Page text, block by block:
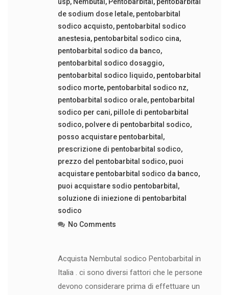
de sodium dose letale, pentobarbital
sodico acquisto, pentobarbital sodico
anestesia, pentobarbital sodico cina,
pentobarbital sodico da banco,
pentobarbital sodico dosaggio,
pentobarbital sodico liquido, pentobarbital
sodico morte, pentobarbital sodico nz,
pentobarbital sodico orale, pentobarbital
sodico per cani, pillole di pentobarbital
sodico, polvere di pentobarbital sodico,
posso acquistare pentobarbital ,
prescrizione di pentobarbital sodico,
prezzo del pentobarbital sodico, puoi
acquistare pentobarbital sodico da banco,
puoi acquistare sodio pentobarbital ,
soluzione di iniezione di pentobarbital
sodico
No Comments
Acquista Nembutal sodico Pentobarbital in
Italia . ci sono diversi fattori che le persone
devono considerare prima di effettuare un